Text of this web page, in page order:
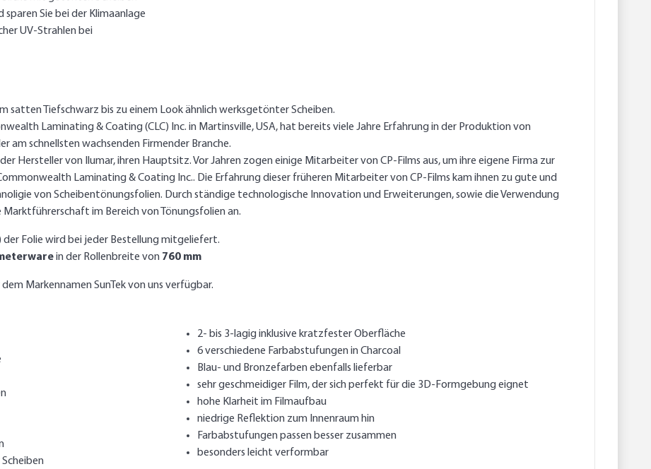
Sie bei der Klimaanlage
UV-Strahlen bei
satten Tiefschwarz bis zu einem Look ähnlich werksgetönter Scheiben.
Laminating & Coating (CLC) Inc. in Martinsville, USA, hat bereits viele Jahre Erfahrung in der Produktion von
am schnellsten wachsenden Firmender Branche.
Hersteller von Ilumar, ihren Hauptsitz. Vor Jahren zogen einige Mitarbeiter von CP-Films aus, um ihre eigene Firma zur
Laminating & Coating Inc.. Die Erfahrung dieser früheren Mitarbeiter von CP-Films kam ihnen zu gute und
von Scheibentönungsfolien. Durch ständige technologische Innovation und Erweiterungen, sowie die Verwendung
im Bereich von Tönungsfolien an.
der Folie wird bei jeder Bestellung mitgeliefert.
in der Rollenbreite von 760 mm
Markennamen SunTek von uns verfügbar.
2- bis 3-lagig inklusive kratzfester Oberfläche
6 verschiedene Farbabstufungen in Charcoal
Blau- und Bronzefarben ebenfalls lieferbar
sehr geschmeidiger Film, der sich perfekt für die 3D-Formgebung eignet
hohe Klarheit im Filmaufbau
niedrige Reflektion zum Innenraum hin
Farbabstufungen passen besser zusammen
besonders leicht verformbar